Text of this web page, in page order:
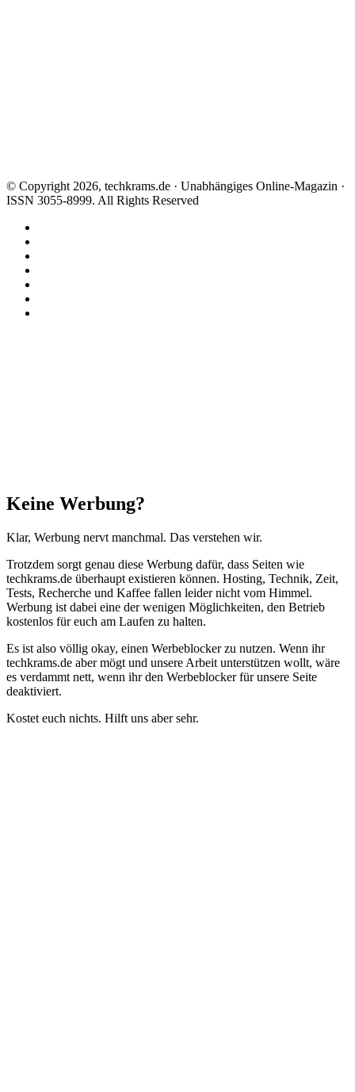
© Copyright 2026, techkrams.de · Unabhängiges Online-Magazin ·
ISSN 3055-8999. All Rights Reserved
Schließen
Keine Werbung?
Klar, Werbung nervt manchmal. Das verstehen wir.
Trotzdem sorgt genau diese Werbung dafür, dass Seiten wie
techkrams.de überhaupt existieren können. Hosting, Technik, Zeit,
Tests, Recherche und Kaffee fallen leider nicht vom Himmel.
Werbung ist dabei eine der wenigen Möglichkeiten, den Betrieb
kostenlos für euch am Laufen zu halten.
Es ist also völlig okay, einen Werbeblocker zu nutzen. Wenn ihr
techkrams.de aber mögt und unsere Arbeit unterstützen wollt, wäre
es verdammt nett, wenn ihr den Werbeblocker für unsere Seite
deaktiviert.
Kostet euch nichts. Hilft uns aber sehr.